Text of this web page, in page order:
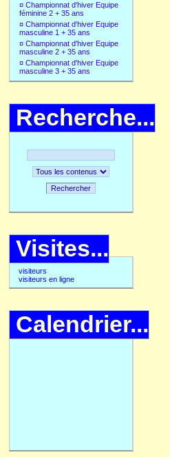
¤ Championnat d'hiver Equipe
féminine 2 + 35 ans
¤ Championnat d'hiver Equipe
masculine 1 + 35 ans
¤ Championnat d'hiver Equipe
masculine 2 + 35 ans
¤ Championnat d'hiver Equipe
masculine 3 + 35 ans
Recherche...
Rechercher
Visites...
visiteurs
visiteurs en ligne
Calendrier...